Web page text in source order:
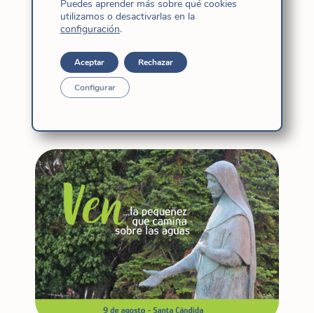
portugués
9 agosto|Santa Cándida
Puedes aprender más sobre qué cookies
utilizamos o desactivarlas en la
configuración.
Aceptar Rechazar
Configurar